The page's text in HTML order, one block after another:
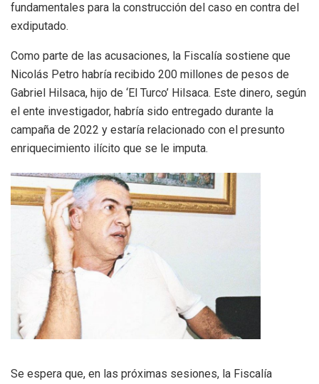
fundamentales para la construcción del caso en contra del
exdiputado.
Como parte de las acusaciones, la Fiscalía sostiene que
Nicolás Petro habría recibido 200 millones de pesos de
Gabriel Hilsaca, hijo de ‘El Turco’ Hilsaca. Este dinero, según
el ente investigador, habría sido entregado durante la
campaña de 2022 y estaría relacionado con el presunto
enriquecimiento ilícito que se le imputa.
Se espera que, en las próximas sesiones, la Fiscalía